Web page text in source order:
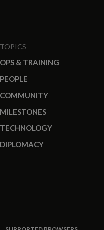
TOPICS
OPS & TRAINING
PEOPLE
COMMUNITY
MILESTONES
TECHNOLOGY
DIPLOMACY